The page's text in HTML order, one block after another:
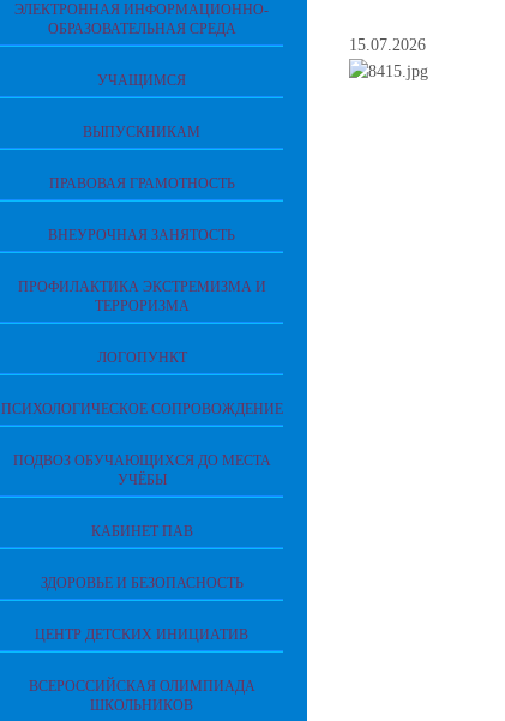
15.07.2026
ЭЛЕКТРОННАЯ ИНФОРМАЦИОННО-
ОБРАЗОВАТЕЛЬНАЯ СРЕДА
УЧАЩИМСЯ
ВЫПУСКНИКАМ
ПРАВОВАЯ ГРАМОТНОСТЬ
ВНЕУРОЧНАЯ ЗАНЯТОСТЬ
ПРОФИЛАКТИКА ЭКСТРЕМИЗМА И
ТЕРРОРИЗМА
ЛОГОПУНКТ
ПСИХОЛОГИЧЕСКОЕ СОПРОВОЖДЕНИЕ
ПОДВОЗ ОБУЧАЮЩИХСЯ ДО МЕСТА
УЧЁБЫ
КАБИНЕТ ПАВ
ЗДОРОВЬЕ И БЕЗОПАСНОСТЬ
ЦЕНТР ДЕТСКИХ ИНИЦИАТИВ
ВСЕРОССИЙСКАЯ ОЛИМПИАДА
ШКОЛЬНИКОВ